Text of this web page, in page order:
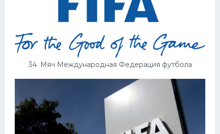
34. Мяч Международная Федерация футбола